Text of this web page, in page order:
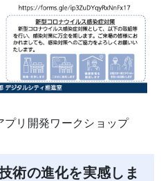
リ開発ワークショップ
術の進化を実感しま